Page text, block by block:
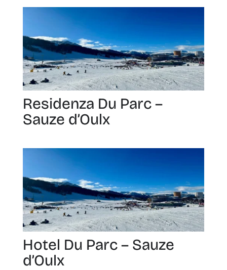
Residenza Du Parc –
Sauze d’Oulx
Hotel Du Parc – Sauze
d’Oulx